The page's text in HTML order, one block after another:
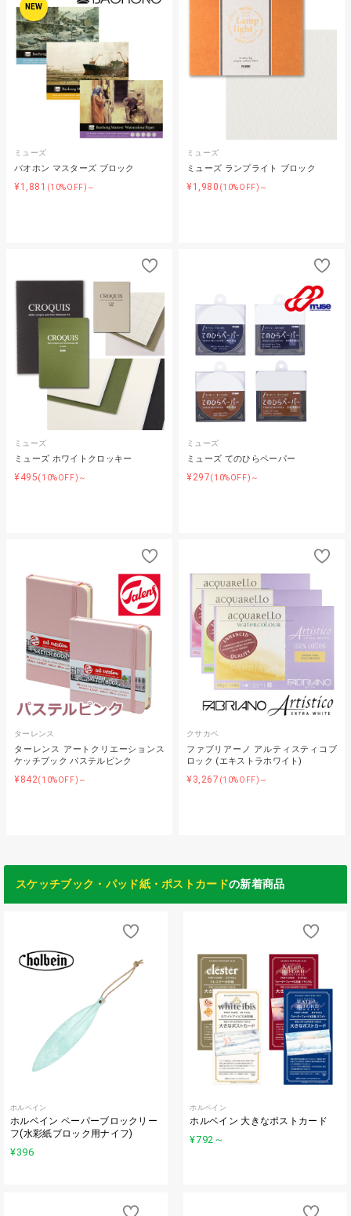
NEW
ミューズ
バオホン マスターズ ブロック
¥1,881 (10%OFF)～
ミューズ
ミューズ ランプライト ブロック
¥1,980 (10%OFF)～
ミューズ
ミューズ ホワイトクロッキー
¥495(10%OFF)～
ミューズ
ミューズ てのひらペーパー
¥297(10%OFF)～
ターレンス
ターレンス アートクリエーションス
ケッチブック パステルピンク
¥842(10%OFF)～
クサカベ
ファブリアーノ アルティスティコブ
ロック (エキストラホワイト)
¥3,267 (10%OFF)～
スケッチブック・パッド紙・ポストカードの新着商品
ホルベイン
ホルベイン ペーパーブロックリー
フ(水彩紙ブロック用ナイフ)
¥396
ホルベイン
ホルベイン 大きなポストカード
¥792 ～